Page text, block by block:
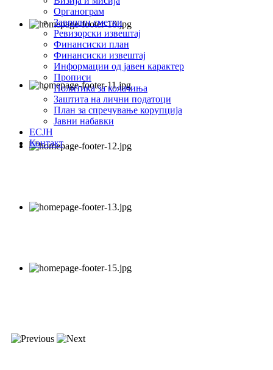
Органограм
Завршни сметки
Ревизорски извештај
Финансиски план
Финансиски извештај
Информации од јавен карактер
Прописи
Политика за колачиња
Заштита на лични податоци
План за спречување корупција
Јавни набавки
ЕСЈН
Контакт